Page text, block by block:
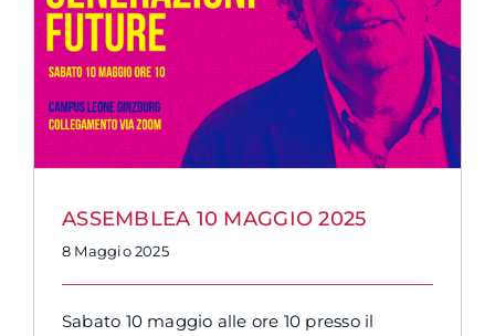
ASSEMBLEA 10 MAGGIO 2025
8 Maggio 2025
Sabato 10 maggio alle ore 10 presso il